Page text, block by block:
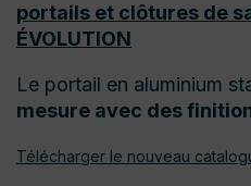
portails et clôtures de
ÉVOLUTION
Le portail en aluminium
mesure avec des
Télécharger le nouveau